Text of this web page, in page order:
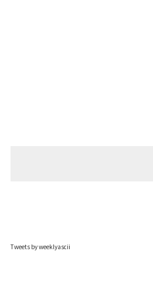
Tweets by weeklyascii